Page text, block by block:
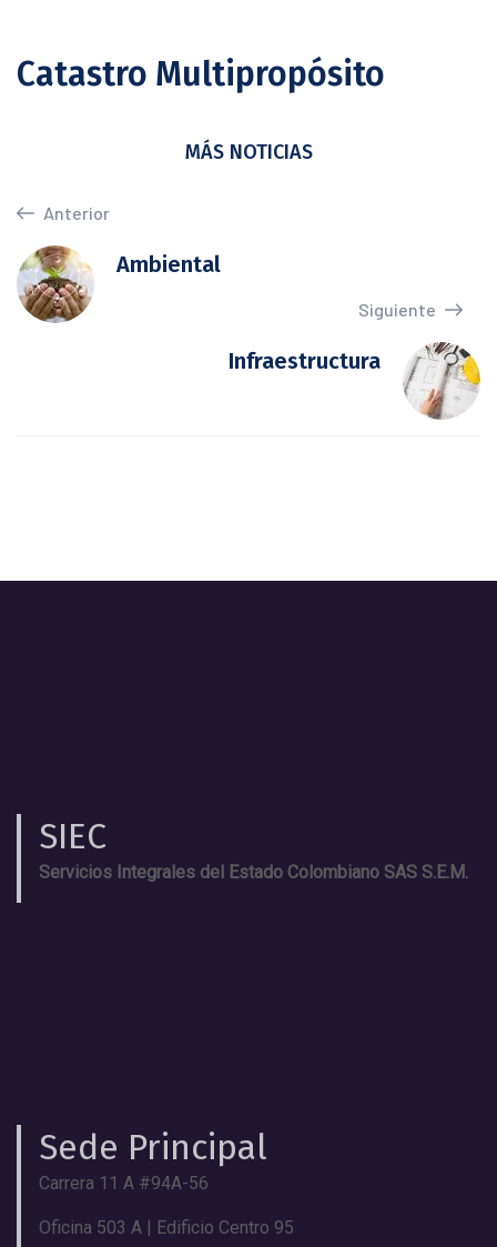
Catastro Multipropósito
MÁS NOTICIAS
Anterior
Ambiental
Siguiente
Infraestructura
SIEC
Servicios Integrales del Estado Colombiano SAS S.E.M.
Sede Principal
Carrera 11 A #94A-56
Oficina 503 A | Edificio Centro 95